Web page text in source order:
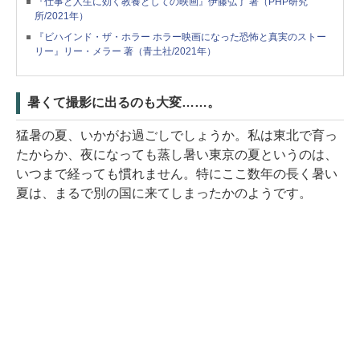
所/2021年）
『ビハインド・ザ・ホラー ホラー映画になった恐怖と真実のストー
リー』リー・メラー 著（青土社/2021年）
暑くて撮影に出るのも大変……。
猛暑の夏、いかがお過ごしでしょうか。私は東北で育っ
たからか、夜になっても蒸し暑い東京の夏というのは、
いつまで経っても慣れません。特にここ数年の長く暑い
夏は、まるで別の国に来てしまったかのようです。